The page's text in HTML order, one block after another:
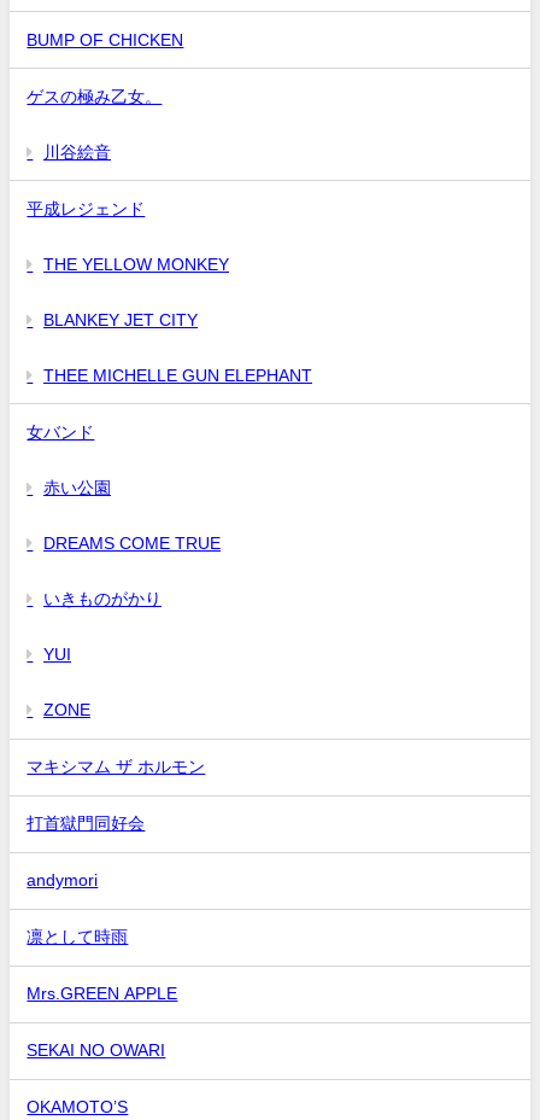
BUMP OF CHICKEN
ゲスの極み乙女。
川谷絵音
平成レジェンド
THE YELLOW MONKEY
BLANKEY JET CITY
THEE MICHELLE GUN ELEPHANT
女バンド
赤い公園
DREAMS COME TRUE
いきものがかり
YUI
ZONE
マキシマム ザ ホルモン
打首獄門同好会
andymori
凛として時雨
Mrs.GREEN APPLE
SEKAI NO OWARI
OKAMOTO’S